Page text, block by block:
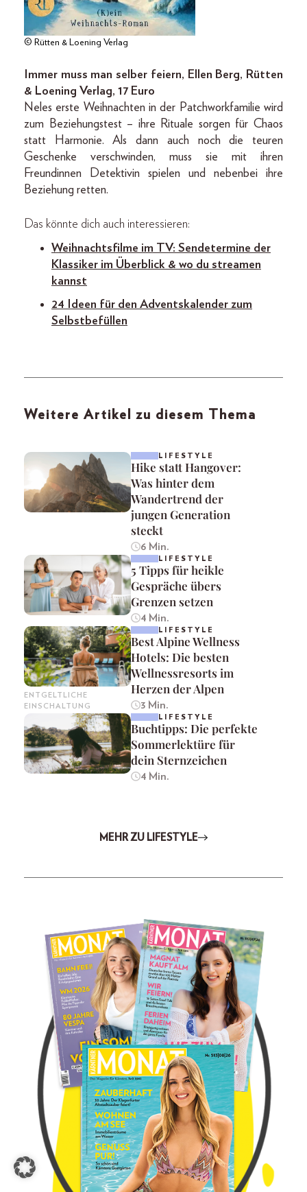
© Rütten & Loening Verlag
Immer muss man selber feiern, Ellen Berg, Rütten
& Loening Verlag, 17 Euro
Neles erste Weihnachten in der Patchworkfamilie wird
zum Beziehungstest – ihre Rituale sorgen für Chaos
statt Harmonie. Als dann auch noch die teuren
Geschenke verschwinden, muss sie mit ihren
Freundinnen Detektivin spielen und nebenbei ihre
Beziehung retten.
Das könnte dich auch interessieren:
Weihnachtsfilme im TV: Sendetermine der
Klassiker im Überblick & wo du streamen
kannst
24 Ideen für den Adventskalender zum
Selbstbefüllen
Weitere Artikel zu diesem Thema
LIFESTYLE
Hike statt Hangover:
Was hinter dem
Wandertrend der
jungen Generation
steckt
6 Min.
LIFESTYLE
5 Tipps für heikle
Gespräche übers
Grenzen setzen
4 Min.
ENTGELTLICHE
EINSCHALTUNG
LIFESTYLE
Best Alpine Wellness
Hotels: Die besten
Wellnessresorts im
Herzen der Alpen
3 Min.
LIFESTYLE
Buchtipps: Die perfekte
Sommerlektüre für
dein Sternzeichen
4 Min.
MEHR ZU LIFESTYLE